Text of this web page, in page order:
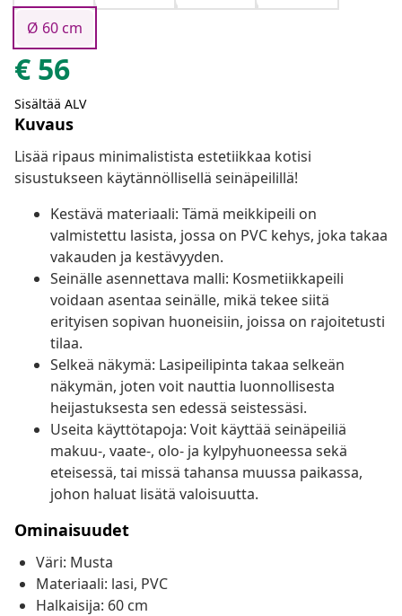
Ø 60 cm
€ 56
Sisältää ALV
Kuvaus
Lisää ripaus minimalistista estetiikkaa kotisi
sisustukseen käytännöllisellä seinäpeilillä!
Kestävä materiaali: Tämä meikkipeili on
valmistettu lasista, jossa on PVC kehys, joka takaa
vakauden ja kestävyyden.
Seinälle asennettava malli: Kosmetiikkapeili
voidaan asentaa seinälle, mikä tekee siitä
erityisen sopivan huoneisiin, joissa on rajoitetusti
tilaa.
Selkeä näkymä: Lasipeilipinta takaa selkeän
näkymän, joten voit nauttia luonnollisesta
heijastuksesta sen edessä seistessäsi.
Useita käyttötapoja: Voit käyttää seinäpeiliä
makuu-, vaate-, olo- ja kylpyhuoneessa sekä
eteisessä, tai missä tahansa muussa paikassa,
johon haluat lisätä valoisuutta.
Ominaisuudet
Väri: Musta
Materiaali: lasi, PVC
Halkaisija: 60 cm